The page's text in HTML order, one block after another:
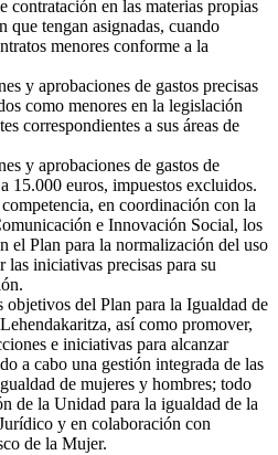
contratación en las materias propias
que tengan asignadas, cuando
menores conforme a la
y aprobaciones de gastos precisas
como menores en la legislación
correspondientes a sus áreas de
y aprobaciones de gastos de
15.000 euros, impuestos excluidos.
en coordinación con la
e Innovación Social, los
el Plan para la normalización del uso
las iniciativas precisas para su
del Plan para la Igualdad de
así como promover,
e iniciativas para alcanzar
a cabo una gestión integrada de las
de mujeres y hombres; todo
de la Unidad para la igualdad de la
y en colaboración con
de la Mujer.